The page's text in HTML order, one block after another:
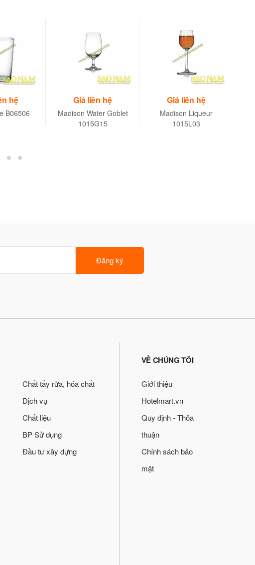
hệ
B06506
Giá liên hệ
Madison Water Goblet
1015G15
Giá liên hệ
Madison Liqueur
1015L03
Đăng ký
Chất tẩy rửa, hóa chất
Dịch vụ
Chất liệu
BP Sử dụng
Đầu tư xây dựng
VỀ CHÚNG TÔI
Giới thiệu
Hotelmart.vn
Quy định - Thỏa
thuận
Chính sách bảo
mật